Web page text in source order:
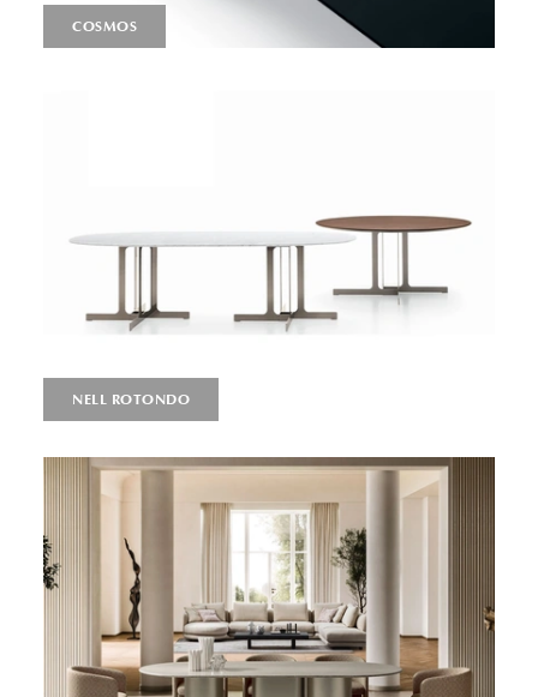
COSMOS
NELL ROTONDO